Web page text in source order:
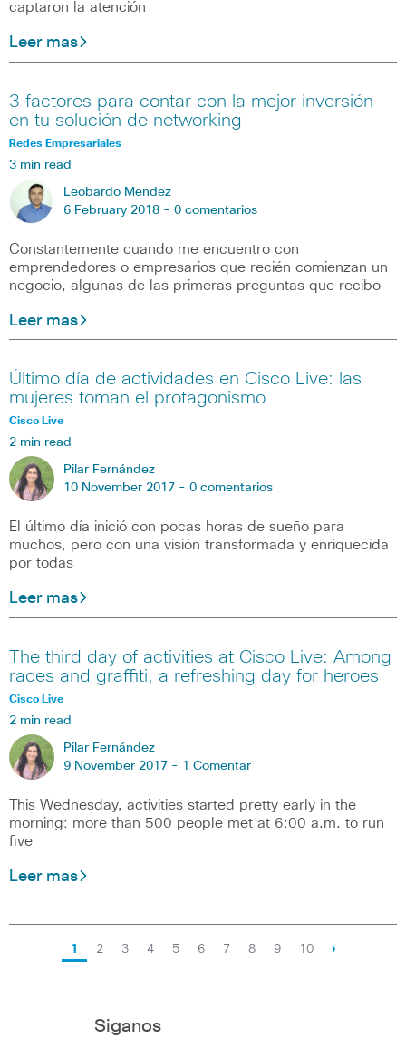
captaron la atención
Leer mas
3 factores para contar con la mejor inversión
en tu solución de networking
Redes Empresariales
3 min read
Leobardo Mendez
6 February 2018 - 0 comentarios
Constantemente cuando me encuentro con
emprendedores o empresarios que recién comienzan un
negocio, algunas de las primeras preguntas que recibo
Leer mas
Último día de actividades en Cisco Live: las
mujeres toman el protagonismo
Cisco Live
2 min read
Pilar Fernández
10 November 2017 - 0 comentarios
El último día inició con pocas horas de sueño para
muchos, pero con una visión transformada y enriquecida
por todas
Leer mas
The third day of activities at Cisco Live: Among
races and graffiti, a refreshing day for heroes
Cisco Live
2 min read
Pilar Fernández
9 November 2017 - 1 Comentar
This Wednesday, activities started pretty early in the
morning: more than 500 people met at 6:00 a.m. to run
five
Leer mas
1 2 3 4 5 6 7 8 9 10 ›
Siganos